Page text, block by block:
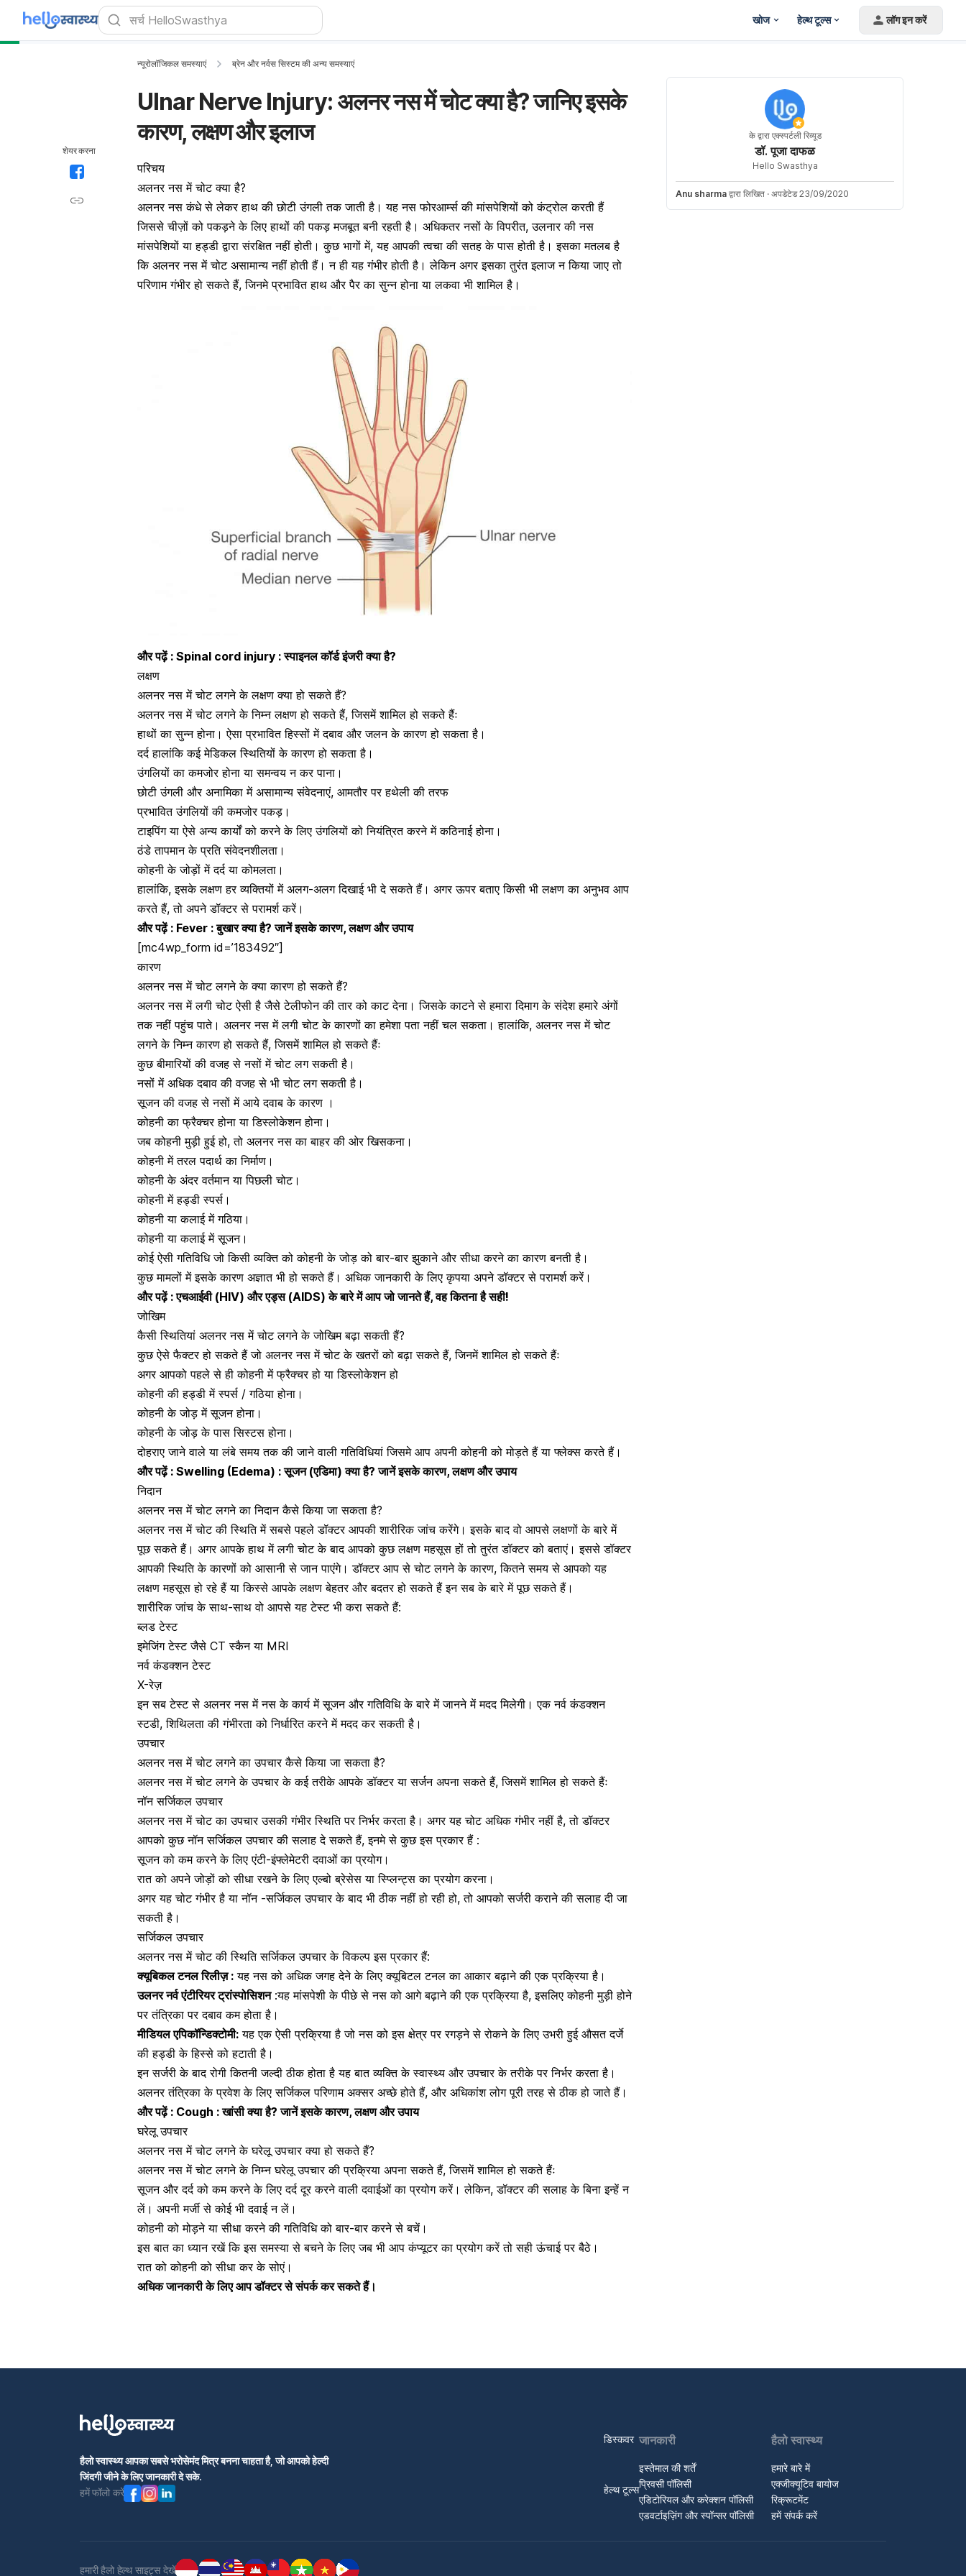
खोज हेल्थ टूल्स लॉग इन करें
शेयर करना
न्यूरोलॉजिकल समस्याएं ब्रेन और नर्वस सिस्टम की अन्य समस्याएं
Ulnar Nerve Injury: अलनर नस में चोट क्या है? जानिए इसके
कारण, लक्षण और इलाज
परिचय
अलनर नस में चोट क्या है?
अलनर नस कंधे से लेकर हाथ की छोटी उंगली तक जाती है। यह नस फोरआर्म्स की मांसपेशियों को कंट्रोल करती हैं
जिससे चीज़ों को पकड़ने के लिए हाथों की पकड़ मजबूत बनी रहती है। अधिकतर नसों के विपरीत, उलनार की नस
मांसपेशियों या हड्डी द्वारा संरक्षित नहीं होती। कुछ भागों में, यह आपकी त्वचा की सतह के पास होती है। इसका मतलब है
कि अलनर नस में चोट असामान्य नहीं होती हैं। न ही यह गंभीर होती है। लेकिन अगर इसका तुरंत इलाज न किया जाए तो
परिणाम गंभीर हो सकते हैं, जिनमे प्रभावित हाथ और पैर का सुन्न होना या लकवा भी शामिल है।
और पढ़ें : Spinal cord injury : स्पाइनल कॉर्ड इंजरी क्या है?
लक्षण
अलनर नस में चोट लगने के लक्षण क्या हो सकते हैं?
अलनर नस में चोट लगने के निम्न लक्षण हो सकते हैं, जिसमें शामिल हो सकते हैंः
हाथों का सुन्न होना। ऐसा प्रभावित हिस्सों में दबाव और जलन के कारण हो सकता है।
दर्द हालांकि कई मेडिकल स्थितियों के कारण हो सकता है।
उंगलियों का कमजोर होना या समन्वय न कर पाना।
छोटी उंगली और अनामिका में असामान्य संवेदनाएं, आमतौर पर हथेली की तरफ
प्रभावित उंगलियों की कमजोर पकड़।
टाइपिंग या ऐसे अन्य कार्यों को करने के लिएउंगलियों को नियंत्रित करने में कठिनाई होना।
ठंडेतापमानके प्रति संवेदनशीलता।
कोहनी के जोड़ों में दर्द या कोमलता।
हालांकि, इसके लक्षण हर व्यक्तियों में अलग-अलग दिखाई भी दे सकते हैं। अगर ऊपर बताए किसी भी लक्षण का अनुभव आप
करते हैं, तो अपने डॉक्टर से परामर्श करें।
और पढ़ें : Fever : बुखार क्या है? जानें इसके कारण, लक्षण और उपाय
[mc4wp_form id=’183492″]
कारण
अलनर नस में चोट लगने के क्या कारण हो सकते हैं?
अलनर नस में लगी चोट ऐसी है जैसे टेलीफोन की तार को काट देना। जिसके काटने से हमारा दिमाग के संदेश हमारे अंगों
तक नहीं पहुंच पाते। अलनर नस में लगी चोट के कारणों का हमेशा पता नहीं चल सकता। हालांकि, अलनर नस में चोट
लगने के निम्न कारण हो सकते हैं, जिसमें शामिल हो सकते हैंः
कुछ बीमारियों कीवजह से नसों में चोट लग सकती है।
नसों में अधिक दबाव की वजह से भी चोट लग सकती है।
सूजन की वजह से नसों में आये दवाब के कारण ।
कोहनी का फ्रैक्चरहोना या डिस्लोकेशन होना।
जब कोहनी मुड़ी हुई हो, तो अलनर नस का बाहर की ओर खिसकना।
कोहनी में तरल पदार्थ का निर्माण।
कोहनी के अंदर वर्तमान या पिछली चोट।
कोहनी में हड्डी स्पर्स।
कोहनी या कलाई मेंगठिया ।
कोहनी या कलाई में सूजन।
कोई ऐसी गतिविधि जो किसी व्यक्ति को कोहनी के जोड़ को बार-बार झुकाने और सीधा करने का कारण बनती है।
कुछ मामलों में इसके कारण अज्ञात भी हो सकते हैं। अधिक जानकारी के लिए कृपया अपने डॉक्टर से परामर्श करें।
और पढ़ें :एचआईवी (HIV) और एड्स (AIDS) के बारे में आप जो जानते हैं, वह कितना है सही!
जोखिम
कैसी स्थितियां अलनर नस में चोट लगने के जोखिम बढ़ा सकती हैं?
कुछ ऐसे फैक्टर हो सकते हैं जो अलनर नस में चोट के खतरों को बढ़ा सकते हैं, जिनमें शामिल हो सकते हैंः
अगर आपको पहले से हीकोहनी में फ्रैक्चरहो या डिस्लोकेशन हो
कोहनी की हड्डी में स्पर्स / गठिया होना।
कोहनी के जोड़ में सूजन होना।
कोहनी के जोड़ के पास सिस्टस होना।
दोहराए जाने वाले या लंबे समय तक की जाने वाली गतिविधियां जिसमे आप अपनी कोहनी को मोड़ते हैं या फ्लेक्स करते हैं।
और पढ़ें : Swelling (Edema) : सूजन (एडिमा) क्या है? जानें इसके कारण, लक्षण और उपाय
निदान
अलनर नस में चोट लगने का निदान कैसे किया जा सकता है?
अलनर नस में चोट की स्थिति में सबसे पहले डॉक्टर आपकी शारीरिक जांच करेंगे। इसके बाद वो आपसे लक्षणों के बारे में
पूछ सकते हैं। अगर आपके हाथ में लगी चोट के बाद आपको कुछ लक्षण महसूस हों तो तुरंत डॉक्टर को बताएं। इससे डॉक्टर
आपकी स्थिति के कारणों को आसानी से जान पाएंगे। डॉक्टर आप से चोट लगने के कारण, कितने समय से आपको यह
लक्षण महसूस हो रहे हैं या किस्से आपके लक्षण बेहतर और बदतर हो सकते हैं इन सब के बारे में पूछ सकते हैं।
शारीरिक जांच के साथ-साथ वो आपसे यह टेस्ट भी करा सकते हैं:
ब्लड टेस्ट
इमेजिंग टेस्ट जैसे CT स्कैनया MRI
नर्व कंडक्शन टेस्ट
X-रेज़
इन सब टेस्ट से अलनर नस में नस के कार्य में सूजन और गतिविधि के बारे में जानने में मदद मिलेगी। एक नर्व कंडक्शन
स्टडी, शिथिलता की गंभीरता को निर्धारित करने में मदद कर सकती है।
उपचार
अलनर नस में चोट लगने का उपचार कैसे किया जा सकता है?
अलनर नस में चोट लगने के उपचार के कई तरीके आपके डॉक्टर या सर्जन अपना सकते हैं, जिसमें शामिल हो सकते हैंः
नॉन सर्जिकल उपचार
अलनर नस में चोट का उपचार उसकी गंभीर स्थिति पर निर्भर करता है। अगर यह चोट अधिक गंभीर नहीं है, तो डॉक्टर
आपको कुछ नॉन सर्जिकल उपचार की सलाह दे सकते हैं, इनमे से कुछ इस प्रकार हैं :
सूजन को कम करने के लिए एंटी-इंफ्लेमेटरी दवाओं का प्रयोग।
रात को अपने जोड़ों को सीधा रखने के लिए एल्बो ब्रेसेस या स्प्लिन्ट्स का प्रयोग करना।
अगर यह चोट गंभीर है या नॉन -सर्जिकल उपचार के बाद भी ठीक नहीं हो रही हो, तो आपको सर्जरी कराने की सलाह दी जा
सकती है।
सर्जिकल उपचार
अलनर नस में चोट की स्थिति सर्जिकल उपचार के विकल्प इस प्रकार हैं:
क्यूबिकल टनल रिलीज़ : यह नस को अधिक जगह देने के लिए क्यूबिटल टनल का आकार बढ़ाने की एक प्रक्रिया है।
उलनर नर्व एंटीरियर ट्रांस्पोसिशन:यह मांसपेशी के पीछे से नस को आगे बढ़ाने की एक प्रक्रिया है, इसलिए कोहनी मुड़ी होने
पर तंत्रिका पर दबाव कम होता है।
मीडियल एपिकॉन्डिक्टोमी: यह एक ऐसी प्रक्रिया है जो नस को इस क्षेत्र पर रगड़ने से रोकने के लिए उभरी हुई औसत दर्जे
की हड्डी के हिस्से को हटाती है।
इन सर्जरी के बाद रोगी कितनी जल्दी ठीक होता है यह बात व्यक्ति के स्वास्थ्य और उपचार के तरीके पर निर्भर करता है।
अलनर तंत्रिका के प्रवेश के लिए सर्जिकल परिणाम अक्सर अच्छे होते हैं, और अधिकांश लोग पूरी तरह से ठीक हो जाते हैं।
और पढ़ें : Cough : खांसी क्या है? जानें इसके कारण, लक्षण और उपाय
घरेलू उपचार
अलनर नस में चोट लगने के घरेलू उपचार क्या हो सकते हैं?
अलनर नस में चोट लगने के निम्न घरेलू उपचार की प्रक्रिया अपना सकते हैं, जिसमें शामिल हो सकते हैंः
सूजन औरदर्द को कम करने के लिए दर्द दूर करने वाली दवाईओं का प्रयोगकरें। लेकिन, डॉक्टर की सलाह के बिना इन्हें न
लें। अपनी मर्जी से कोई भी दवाई न लें।
कोहनी को मोड़ने या सीधा करने की गतिविधि को बार-बार करने से बचें।
इस बात का ध्यान रखें कि इस समस्या से बचने के लिए जब भी आप कंप्यूटर का प्रयोग करें तो सही ऊंचाई पर बैठे।
रात को कोहनी को सीधा कर के सोएं।
अधिक जानकारी के लिए आप डॉक्टर से संपर्क कर सकते हैं।
के द्वारा एक्स्पर्टली रिव्यूड
डॉ. पूजा दाफळ
Hello Swasthya
Anu sharma द्वारा लिखित · अपडेटेड 23/09/2020
हैलो स्वास्थ्य आपका सबसे भरोसेमंद मित्र बनना चाहता है, जो आपको हेल्दी
जिंदगी जीने के लिए जानकारी दे सके.
हमें फॉलो करें
डिस्कवर
हेल्थ टूल्स
जानकारी
इस्तेमाल की शर्तें
प्रिवसी पॉलिसी
एडिटोरियल और करेक्शन पॉलिसी
एडवर्टाइज़िंग और स्पॉन्सर पॉलिसी
हैलो स्वास्थ्य
हमारे बारे में
एक्जीक्यूटिव बायोज
रिक्रूटमेंट
हमें संपर्क करें
हमारी हैलो हेल्थ साइट्स देखें